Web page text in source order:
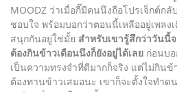
MOODZ ว่าเมื่อกี๊มีคนนึงถือโปรเจ็กต์ก
ชอบใจ พร้อมบอกว่าตอนนี้เหลืออยู่เพลง
สนุกกันอยู่ใช่มั้ย สำหรับเขารู้สึกว่าวันนี้
ต้องกินข้าวเดือนนึงก็ยังอยู่ได้เลย ก่อนบ
เป็นความทรงจำที่ดีมากก็จริง แต่ไม่กิน
ต้องทานข้าวเสมอนะ เขาก็จะตั้งใจทำด